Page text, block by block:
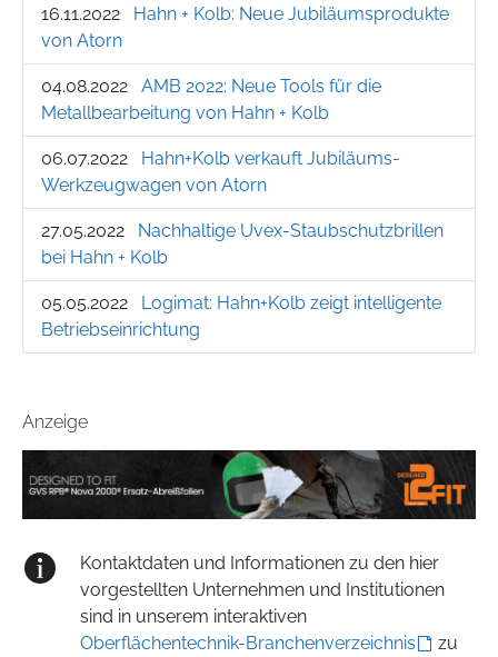
16.11.2022
Hahn + Kolb: Neue Jubiläumsprodukte
von Atorn
04.08.2022
AMB 2022: Neue Tools für die
Metallbearbeitung von Hahn + Kolb
06.07.2022
Hahn+Kolb verkauft Jubiläums-
Werkzeugwagen von Atorn
27.05.2022
Nachhaltige Uvex-Staubschutzbrillen
bei Hahn + Kolb
05.05.2022
Logimat: Hahn+Kolb zeigt intelligente
Betriebseinrichtung
Anzeige
Kontaktdaten und Informationen zu den hier
vorgestellten Unternehmen und Institutionen
sind in unserem interaktiven
Oberflächentechnik-Branchenverzeichnis
zu